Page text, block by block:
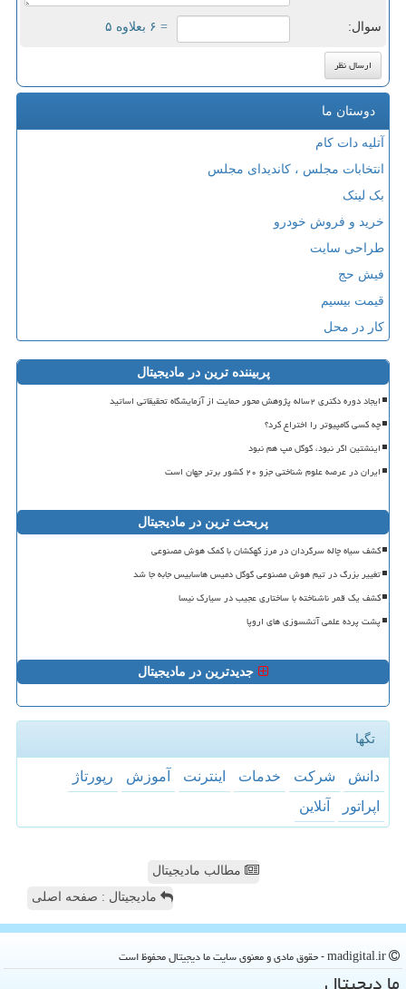
سوال: = ۶ بعلاوه ۵
دوستان ما
آتلیه دات کام
انتخابات مجلس ، کاندیدای مجلس
بک لینک
خرید و فروش خودرو
طراحی سایت
فیش حج
قیمت بیسیم
کار در محل
پربیننده ترین در مادیجیتال
ایجاد دوره دکتری ۲ساله پژوهش محور حمایت از آزمایشگاه تحقیقاتی اساتید
چه کسی کامپیوتر را اختراع کرد؟
اینشتین اگر نبود، گوگل مپ هم نبود
ایران در عرصه علوم شناختی جزو ۲۰ کشور برتر جهان است
پربحث ترین در مادیجیتال
کشف سیاه چاله سرگردان در مرز کهکشان با کمک هوش مصنوعی
تغییر بزرگ در تیم هوش مصنوعی گوگل دمیس هاسابیس جابه جا شد
کشف یک قمر ناشناخته با ساختاری عجیب در سیارک نیسا
پشت پرده علمی آتشسوزی های اروپا
جدیدترین در مادیجیتال
تگها
دانش شركت خدمات اینترنت آموزش
رپورتاژ
اپراتور
آنلاین
مطالب مادیجیتال
مادیجیتال : صفحه اصلی